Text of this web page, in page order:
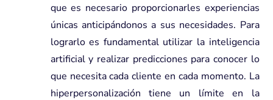
que es necesario proporcionarles experiencias
únicas anticipándonos a sus necesidades. Para
lograrlo es fundamental utilizar la inteligencia
artificial y realizar predicciones para conocer lo
que necesita cada cliente en cada momento. La
hiperpersonalización tiene un límite en la